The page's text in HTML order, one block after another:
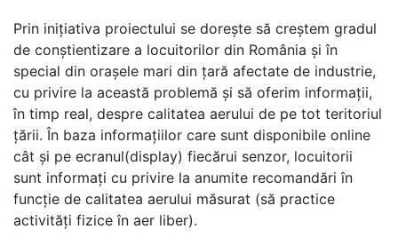
Prin inițiativa proiectului se dorește să creștem gradul
de conștientizare a locuitorilor din România și în
special din orașele mari din țară afectate de industrie,
cu privire la această problemă și să oferim informații,
în timp real, despre calitatea aerului de pe tot teritoriul
țării. În baza informațiilor care sunt disponibile online
cât și pe ecranul(display) fiecărui senzor, locuitorii
sunt informați cu privire la anumite recomandări în
funcție de calitatea aerului măsurat (să practice
activități fizice în aer liber).